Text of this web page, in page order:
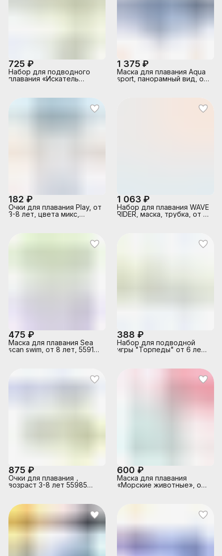
725 ₽
Набор для подводного
плавания «Искатель
1 375 ₽
Маска для плавания Aqua
sport, панорамный вид, от
182 ₽
Очки для плавания Play, от
3-8 лет, цвета микс,
1 063 ₽
Набор для плавания WAVE
RIDER, маска, трубка, от 8
475 ₽
Маска для плавания Sea
scan swim, от 8 лет, 55916
388 ₽
Набор для подводной
игры "Торпеды" от 6 лет,
875 ₽
Очки для плавания，
возраст 3-8 лет 55985
600 ₽
Маска для плавания
«Морские животные», от